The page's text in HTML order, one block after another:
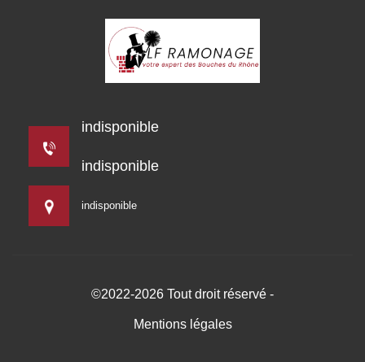
indisponible
indisponible
indisponible
©2022-2026 Tout droit réservé -
Mentions légales